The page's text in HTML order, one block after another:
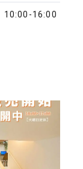
10:00-16:00